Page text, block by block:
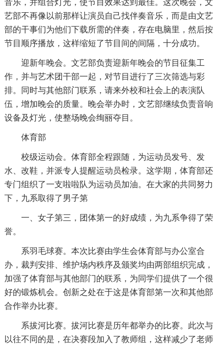
音乐，并组合灯光，使节目效果达到最佳。这次晚会，文
艺部不再像以前那样让演员自己找伴奏音乐，而是由文艺
部的干事们为他们下载所需的伴奏，存在电脑里，然后按
节目顺序播放，这样缩短了节目间的间隔，十分成功。
迎新年晚会。文艺部负责迎新年晚会的节目征集工
作，并与艺术团干部一起，对节目进行了三次筛选与彩
排。同时与其他部门联系，请来外校和社会上的表演队
伍，增加晚会的质量。晚会举办时，文艺部继续负责音响
设备及灯光，使整场晚会绚丽夺目。
体育部
校级运动会。体育部全程跟随，为运动员发号、发
水、改鞋，并派专人提醒运动员检录。这学期，体育部还
专门组织了一支啦啦队为运动员加油。在大家的共同努力
下，九系取得了男子第
一、女子第三，团体第一的好成绩，为九系争得了荣
誉。
系羽毛球赛。本次比赛由学生会体育部与办公室合
办，裁判安排、维护场内秩序及颁奖均由两部组织完成，
加强了体育部与其他部门的联系，为同学们提供了一个很
好的锻炼机会。创新之处在于这是体育部第一次和其他部
合作举办比赛。
系拔河比赛。拔河比赛是历年都举办的比赛。此次与
以往不同的是，在决赛段加入了教师组，这样减少了老师